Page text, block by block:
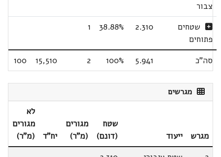
צבור
שטחים
פתוחים
2.310
38.88%
1
סה"כ 5.941
100%
2
15,510
100
מגרשים
מגרש ייעוד
שטח
(דונם)
מגורים
(מ"ר)
יח"ד
לא
מגורים
(מ"ר)